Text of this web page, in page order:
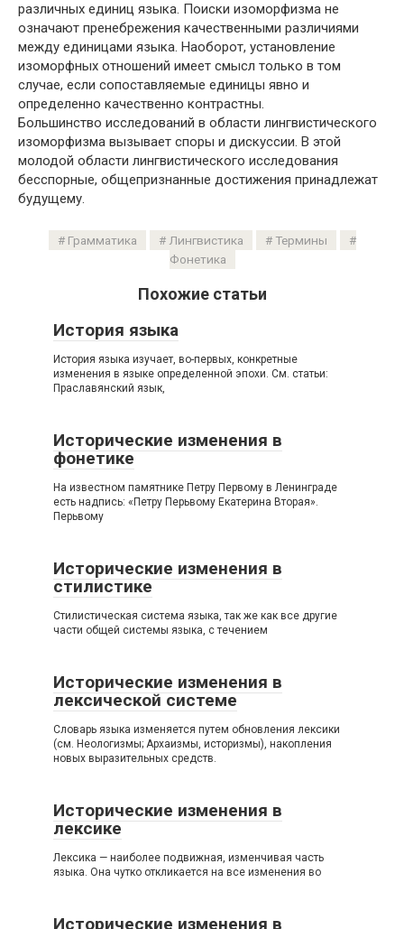
различных единиц языка. Поиски изоморфизма не
означают пренебрежения качественными различиями
между единицами языка. Наоборот, установление
изоморфных отношений имеет смысл только в том
случае, если сопоставляемые единицы явно и
определенно качественно контрастны.
Большинство исследований в области лингвистического
изоморфизма вызывает споры и дискуссии. В этой
молодой области лингвистического исследования
бесспорные, общепризнанные достижения принадлежат
будущему.
Грамматика Лингвистика
Термины
Фонетика
Похожие статьи
История языка
История языка изучает, во-первых, конкретные
изменения в языке определенной эпохи. См. статьи:
Праславянский язык,
Исторические изменения в
фонетике
На известном памятнике Петру Первому в Ленинграде
есть надпись: «Петру Перьвому Екатерина Вторая».
Перьвому
Исторические изменения в
стилистике
Стилистическая система языка, так же как все другие
части общей системы языка, с течением
Исторические изменения в
лексической системе
Словарь языка изменяется путем обновления лексики
(см. Неологизмы; Архаизмы, историзмы), накопления
новых выразительных средств.
Исторические изменения в
лексике
Лексика — наиболее подвижная, изменчивая часть
языка. Она чутко откликается на все изменения во
Исторические изменения в